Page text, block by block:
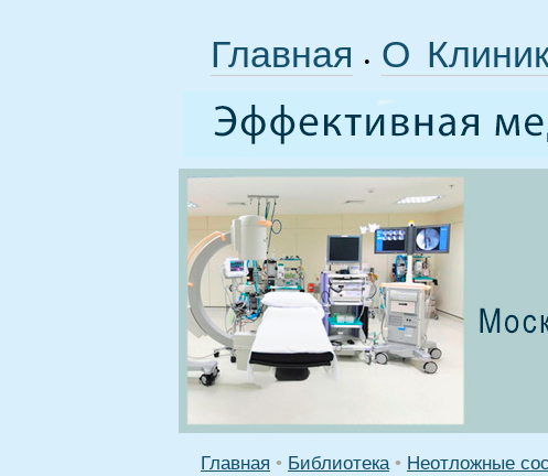
Главная • О
Главная • Библиотека • Неотложные